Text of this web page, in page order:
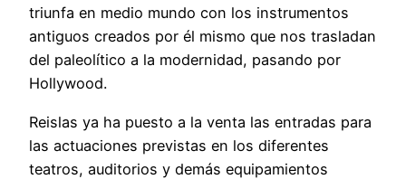
triunfa en medio mundo con los instrumentos
antiguos creados por él mismo que nos trasladan
del paleolítico a la modernidad, pasando por
Hollywood.
Reislas ya ha puesto a la venta las entradas para
las actuaciones previstas en los diferentes
teatros, auditorios y demás equipamientos